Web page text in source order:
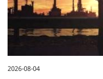
2026-08-04